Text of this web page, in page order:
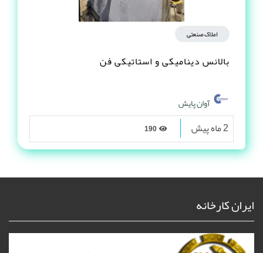
املاک صنعتی
بالانس دینامیکی و استاتیکی فن
آوان پایش
2 ماه پیش
ایران کارخانه